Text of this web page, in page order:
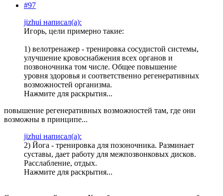
#97
jizhui написал(а):
Игорь, цели примерно такие:
1) велотренажер - тренировка сосудистой системы,
улучшение кровоснабжения всех органов и
позвоночника том числе. Общее повышение
уровня здоровья и соответственно регенеративных
возможностей организма.
Нажмите для раскрытия...
повышение регенеративных возможностей там, где они
возможны в принципе...
jizhui написал(а):
2) Йога - тренировка для позоночника. Разминает
суставы, дает работу для межпозвонковых дисков.
Расслабление, отдых.
Нажмите для раскрытия...